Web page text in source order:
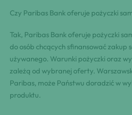
Czy Paribas Bank oferuje pożyczki
Tak, Paribas Bank oferuje pożyczki
do osób chcących sfinansować zakup
używanego. Warunki pożyczki oraz
zależą od wybranej oferty.
Paribas, może Państwu doradzić w
produktu.